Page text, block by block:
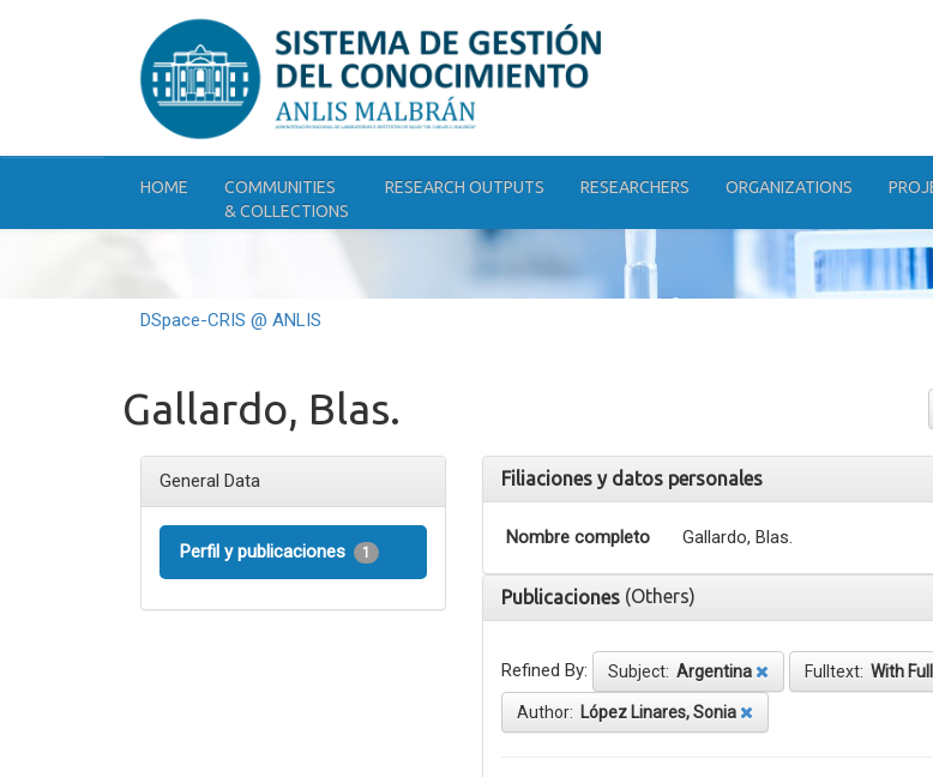
HOME
COMMUNITIES
& COLLECTIONS
RESEARCH OUTPUTS RESEARCHERS ORGANIZATIONS
DSpace-CRIS @ ANLIS
Gallardo, Blas.
General Data
Perfil y publicaciones 1
Filiaciones y datos personales
Nombre completo Gallardo, Blas.
Publicaciones (Others)
Refined By: Subject: Argentina Fulltext: With
Author: López Linares, Sonia